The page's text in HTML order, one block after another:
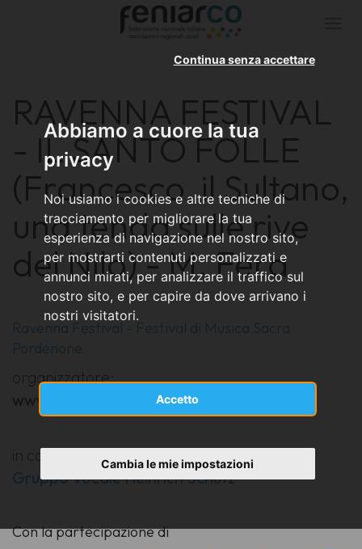
Abbiamo a cuore la tua
privacy
Noi usiamo i cookies e altre tecniche di
tracciamento per migliorare la tua
esperienza di navigazione nel nostro sito,
per mostrarti contenuti personalizzati e
annunci mirati, per analizzare il traffico sul
nostro sito, e per capire da dove arrivano i
nostri visitatori.
Accetto
Continua senza accettare
Cambia le mie impostazioni
RAVENNA FESTIVAL
- IL SANTO FOLLE
(Francesco, il Sultano,
una tenda sulle rive
del Nilo) - M. Fera
Ravenna Festival - Festival di Musica Sacra
Pordenone
organizzatore:
www.ravennafestival.org
in collaborazione con:
Gruppo Vocale Heinrich Schütz
Con la partecipazione di